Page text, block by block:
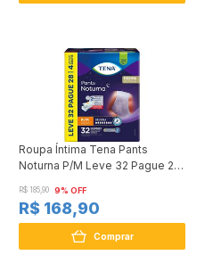
Roupa Íntima Tena Pants
Noturna P/M Leve 32 Pague 28
R$ 185,90 9% OFF
R$ 168,90
Comprar